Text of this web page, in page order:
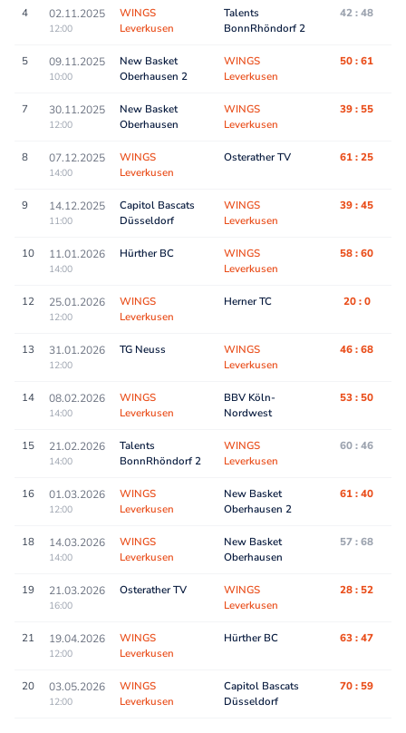
4 02.11.2025
12:00
WINGS
Leverkusen
Talents
BonnRhöndorf 2
42 : 48
5 09.11.2025
10:00
New Basket
Oberhausen 2
WINGS
Leverkusen
50 : 61
7 30.11.2025
12:00
New Basket
Oberhausen
WINGS
Leverkusen
39 : 55
8 07.12.2025
14:00
WINGS
Leverkusen
Osterather TV 61 : 25
9 14.12.2025
11:00
Capitol Bascats
Düsseldorf
WINGS
Leverkusen
39 : 45
10 11.01.2026
14:00
Hürther BC
WINGS
Leverkusen
58 : 60
12 25.01.2026
12:00
WINGS
Leverkusen
Herner TC 20 : 0
13 31.01.2026
12:00
TG Neuss
WINGS
Leverkusen
46 : 68
14 08.02.2026
14:00
WINGS
Leverkusen
BBV Köln-
Nordwest
53 : 50
15 21.02.2026
14:00
Talents
BonnRhöndorf 2
WINGS
Leverkusen
60 : 46
16 01.03.2026
12:00
WINGS
Leverkusen
New Basket
Oberhausen 2
61 : 40
18 14.03.2026
14:00
WINGS
Leverkusen
New Basket
Oberhausen
57 : 68
19 21.03.2026
16:00
Osterather TV
WINGS
Leverkusen
28 : 52
21 19.04.2026
12:00
WINGS
Leverkusen
Hürther BC 63 : 47
20 03.05.2026
12:00
WINGS
Leverkusen
Capitol Bascats
Düsseldorf
70 : 59